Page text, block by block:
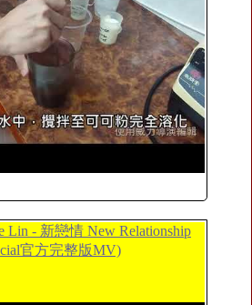
Lin - 新戀情 New Relationship
官方完整版MV)